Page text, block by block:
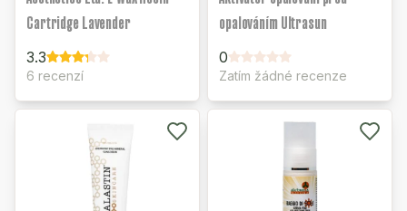
Cartridge Lavender
3.3
6 recenzí
opalováním Ultrasun
0
Zatím žádné recenze